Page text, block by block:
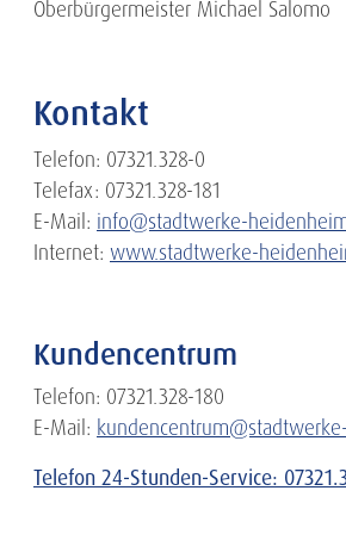
Oberbürgermeister Michael Salomo
Kontakt
Telefon: 07321.328-0
Telefax: 07321.328-181
E-Mail: info@stadtwerke-
Internet: www.stadtwerke-
Kundencentrum
Telefon: 07321.328-180
E-Mail:
Telefon 24-Stunden-Service: